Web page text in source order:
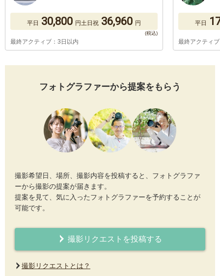
平日 30,800 円土日祝 36,960 円
最終アクティブ：3日以内
平日
最終アクティ
フォトグラファーから提案をもらう
撮影希望日、場所、撮影内容を投稿すると、フォトグラファ
ーから撮影の提案が届きます。
提案を見て、気に入ったフォトグラファーを予約することが
可能です。
撮影リクエストを投稿する
撮影リクエストとは？